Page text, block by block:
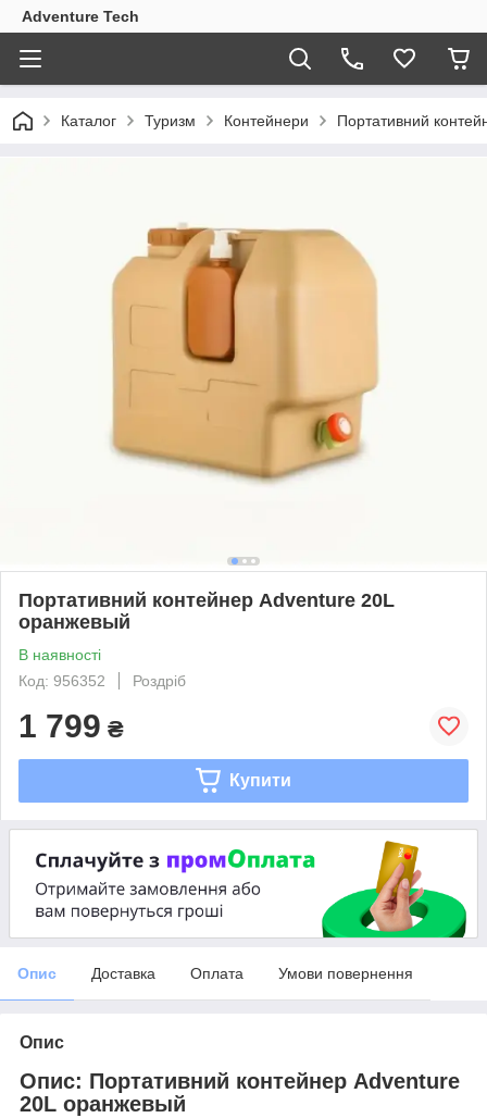
Adventure Tech
Каталог Туризм Контейнери Портативний
Портативний контейнер Adventure 20L
оранжевый
В наявності
Код: 956352
Роздріб
1 799 ₴
Купити
Опис Доставка Оплата Умови повернення
Опис
Опис: Портативний контейнер Adventure
20L оранжевый